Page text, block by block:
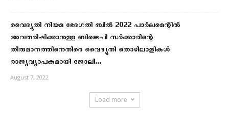
വൈദ്യുതി നിയമ ഭേദഗതി ബിൽ 2022 പാർലമെന്റിൽ
അവതരിപ്പിക്കാനുള്ള ബിജെപി സർക്കാരിന്റെ
തീരുമാനത്തിനെതിരെ വൈദ്യുതി തൊഴിലാളികൾ
രാജ്യവ്യാപകമായി ജോലി...
August 7, 2022
Load more